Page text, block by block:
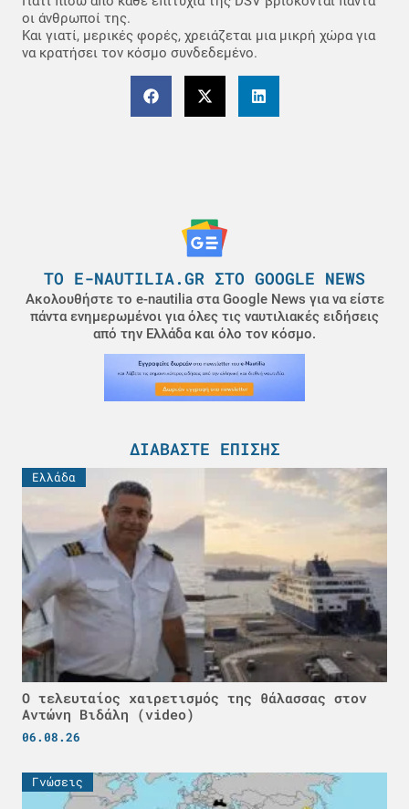
οι άνθρωποί της.
Και γιατί, μερικές φορές, χρειάζεται μια μικρή χώρα για
να κρατήσει τον κόσμο συνδεδεμένο.
ΤΟ E-NAUTILIA.GR ΣΤΟ GOOGLE NEWS
Ακολουθήστε το e-nautilia στα Google News για να είστε
πάντα ενημερωμένοι για όλες τις ναυτιλιακές ειδήσεις
από την Ελλάδα και όλο τον κόσμο.
ΔΙΑΒΆΣΤΕ ΕΠΊΣΗΣ
Ελλάδα
Ο τελευταίος χαιρετισμός της θάλασσας στον
Αντώνη Βιδάλη (video)
06.08.26
Γνώσεις